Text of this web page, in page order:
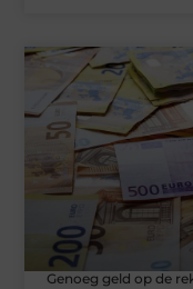
Genoeg geld op de